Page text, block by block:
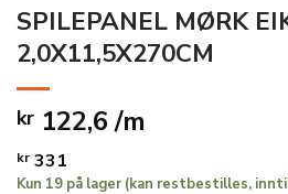
SPILEPANEL MØRK
2,0X11,5X270CM
kr 122,6 /m
kr 331
Kun 19 på lager (kan restbestilles,